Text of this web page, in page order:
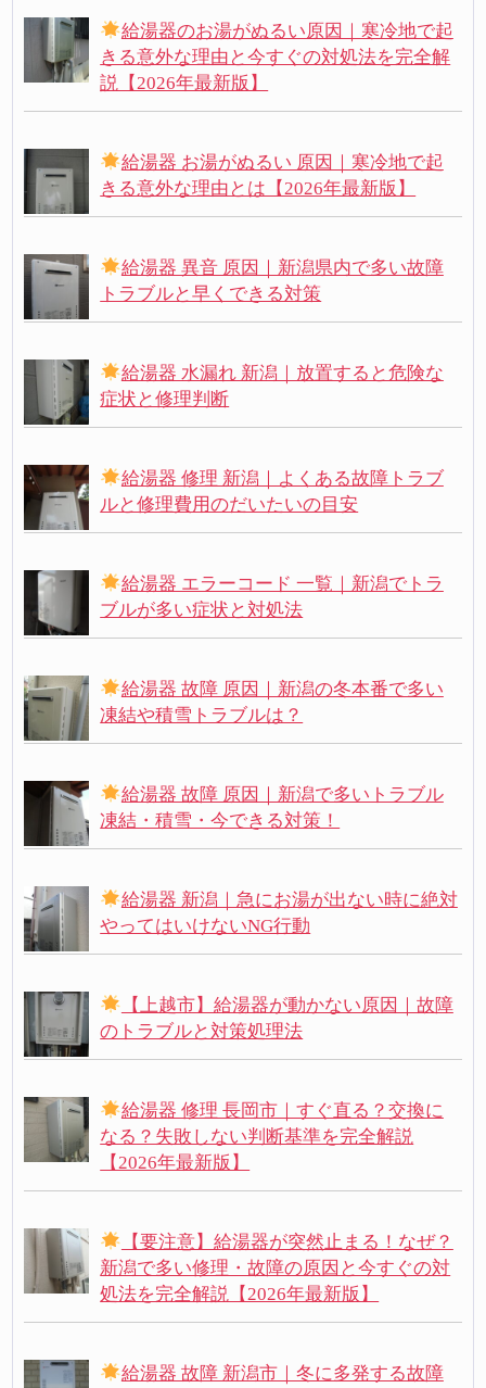
給湯器のお湯がぬるい原因｜寒冷地で起
きる意外な理由と今すぐの対処法を完全解
説【2026年最新版】
給湯器 お湯がぬるい 原因｜寒冷地で起
きる意外な理由とは【2026年最新版】
給湯器 異音 原因｜新潟県内で多い故障
トラブルと早くできる対策
給湯器 水漏れ 新潟｜放置すると危険な
症状と修理判断
給湯器 修理 新潟｜よくある故障トラブ
ルと修理費用のだいたいの目安
給湯器 エラーコード 一覧｜新潟でトラ
ブルが多い症状と対処法
給湯器 故障 原因｜新潟の冬本番で多い
凍結や積雪トラブルは？
給湯器 故障 原因｜新潟で多いトラブル
凍結・積雪・今できる対策！
給湯器 新潟｜急にお湯が出ない時に絶対
やってはいけないNG行動
【上越市】給湯器が動かない原因｜故障
のトラブルと対策処理法
給湯器 修理 長岡市｜すぐ直る？交換に
なる？失敗しない判断基準を完全解説
【2026年最新版】
【要注意】給湯器が突然止まる！なぜ？
新潟で多い修理・故障の原因と今すぐの対
処法を完全解説【2026年最新版】
給湯器 故障 新潟市｜冬に多発する故障